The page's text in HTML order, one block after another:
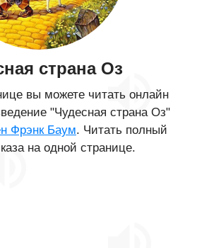
страна Оз
вы можете читать онлайн
"Чудесная страна Оз"
Фрэнк Баум. Читать полный
на одной странице.